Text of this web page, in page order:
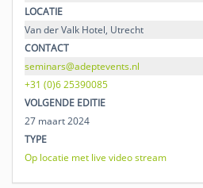
LOCATIE
Van der Valk Hotel, Utrecht
CONTACT
seminars@adeptevents.nl
+31 (0)6 25390085
VOLGENDE EDITIE
27 maart 2024
TYPE
Op locatie met live video stream